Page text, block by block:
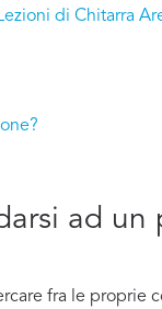
di Chitarra
ad
fra le proprie